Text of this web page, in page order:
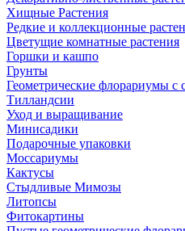
Хищные Растения
Редкие и коллекционные
Цветущие комнатные растения
Горшки и кашпо
Грунты
Геометрические флорариумы с
Тилландсии
Уход и выращивание
Минисадики
Подарочные упаковки
Моссариумы
Кактусы
Стыдливые Мимозы
Литопсы
Фитокартины